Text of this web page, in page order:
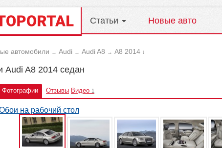
Статьи Новые авто
автомобили → Audi → Audi A8 → A8 2014 ↓
Audi A8 2014 седан
Фотографии Отзывы Видео 1
на рабочий стол